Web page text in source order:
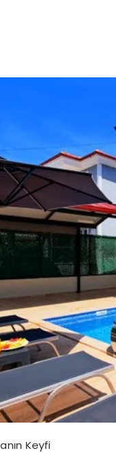
Keyfi